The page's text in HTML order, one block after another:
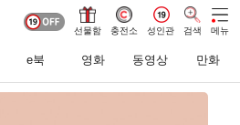
선물함 충전소 성인관 검색 메뉴
e북 영화 동영상 만화